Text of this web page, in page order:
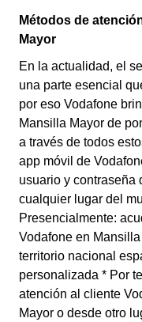
Métodos de
Mayor
En la actualidad, el
una parte esencial
por eso Vodafone
Mansilla Mayor de
a través de todos
app móvil de
usuario y contraseña
cualquier lugar del
Presencialmente:
Vodafone en
territorio nacional
personalizada * Por
atención al cliente
Mayor o desde otro